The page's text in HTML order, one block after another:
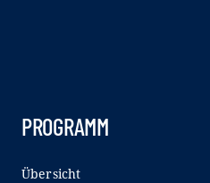
PROGRAMM
Übersicht